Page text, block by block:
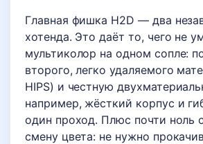
Главная фишка H2D — два
хотенда. Это даёт то, чего не
мультиколор на одном сопле:
второго, легко удаляемого
HIPS) и честную
например, жёсткий корпус и
один проход. Плюс почти ноль
смену цвета: не нужно